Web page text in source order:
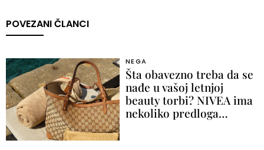
POVEZANI ČLANCI
NEGA
Šta obavezno treba da se
nađe u vašoj letnjoj
beauty torbi? NIVEA ima
nekoliko predloga…